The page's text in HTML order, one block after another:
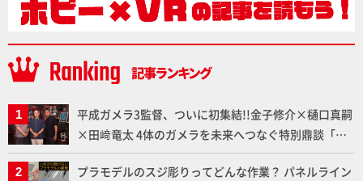
平成ガメラ3監督、ついに初集結!!金子修介×樋口真嗣
×田﨑竜太 4体のガメラを未来へつなぐ特別鼎談「ガ
メラ永久保存化プロジェクト FINAL」
プラモデルのスジ彫りってどんな作業？ パネルライン